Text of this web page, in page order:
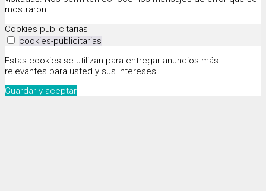
mostraron.
Cookies publicitarias
cookies-publicitarias
Estas cookies se utilizan para entregar anuncios más
relevantes para usted y sus intereses
Guardar y aceptar